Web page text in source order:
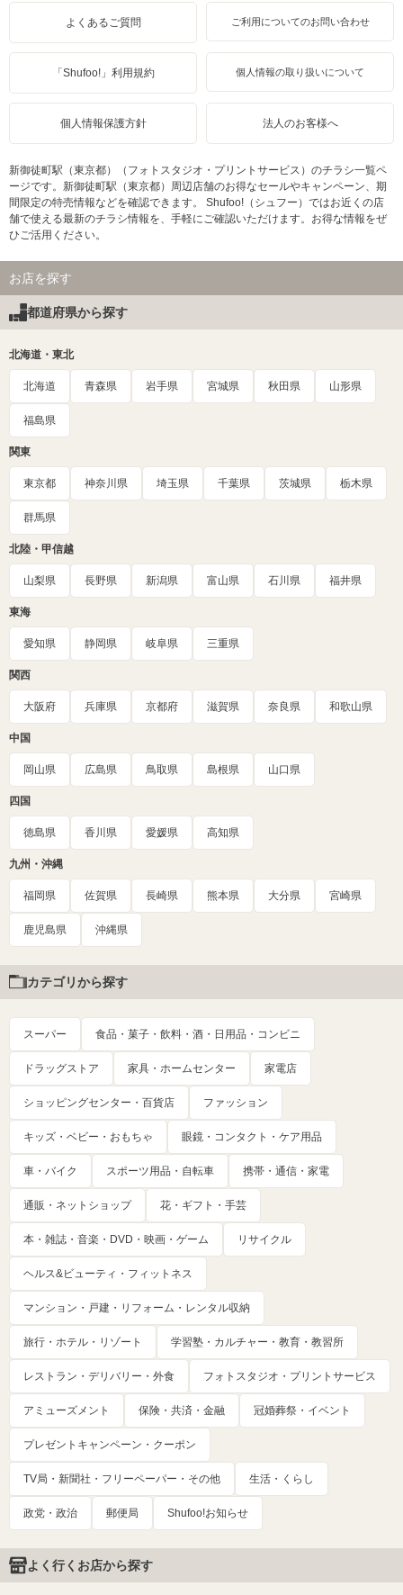
よくあるご質問 ご利用についてのお問い合わせ
「Shufoo!」利用規約 個人情報の取り扱いについて
個人情報保護方針 法人のお客様へ
新御徒町駅（東京都）（フォトスタジオ・プリントサービス）のチラシ一覧ペ
ージです。新御徒町駅（東京都）周辺店舗のお得なセールやキャンペーン、期
間限定の特売情報などを確認できます。 Shufoo!（シュフー）ではお近くの店
舗で使える最新のチラシ情報を、手軽にご確認いただけます。お得な情報をぜ
ひご活用ください。
お店を探す
都道府県から探す
北海道・東北
北海道 青森県 岩手県 宮城県 秋田県 山形県
福島県
関東
東京都 神奈川県 埼玉県 千葉県 茨城県 栃木県
群馬県
北陸・甲信越
山梨県 長野県 新潟県 富山県 石川県 福井県
東海
愛知県 静岡県 岐阜県 三重県
関西
大阪府 兵庫県 京都府 滋賀県 奈良県 和歌山県
中国
岡山県 広島県 鳥取県 島根県 山口県
四国
徳島県 香川県 愛媛県 高知県
九州・沖縄
福岡県 佐賀県 長崎県 熊本県 大分県 宮崎県
鹿児島県 沖縄県
カテゴリから探す
スーパー 食品・菓子・飲料・酒・日用品・コンビニ
ドラッグストア 家具・ホームセンター 家電店
ショッピングセンター・百貨店 ファッション
キッズ・ベビー・おもちゃ 眼鏡・コンタクト・ケア用品
車・バイク スポーツ用品・自転車 携帯・通信・家電
通販・ネットショップ 花・ギフト・手芸
本・雑誌・音楽・DVD・映画・ゲーム リサイクル
ヘルス&ビューティ・フィットネス
マンション・戸建・リフォーム・レンタル収納
旅行・ホテル・リゾート 学習塾・カルチャー・教育・教習所
レストラン・デリバリー・外食 フォトスタジオ・プリントサービス
アミューズメント 保険・共済・金融 冠婚葬祭・イベント
プレゼントキャンペーン・クーポン
TV局・新聞社・フリーペーパー・その他 生活・くらし
政党・政治 郵便局 Shufoo!お知らせ
よく行くお店から探す